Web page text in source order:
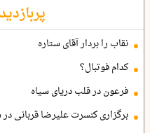
نقاب را بردار آقای ستاره
کدام فوتبال؟
فرعون در قلب دریای سیاه
برگزاری کنسرت علیرضا قربانی در